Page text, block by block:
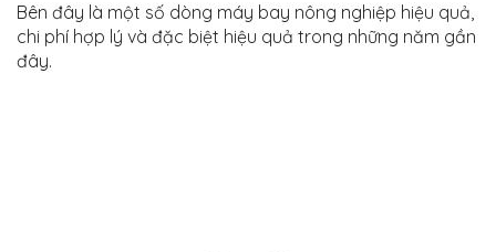
Bên đây là một số dòng máy bay nông nghiệp hiệu quả,
chi phí hợp lý và đặc biệt hiệu quả trong những năm gần
đây.